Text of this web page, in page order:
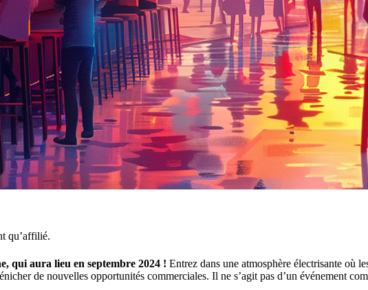
qu’affilié.
qui aura lieu en septembre 2024 ! Entrez dans une atmosphère électrisante où
de nouvelles opportunités commerciales. Il ne s’agit pas d’un événement